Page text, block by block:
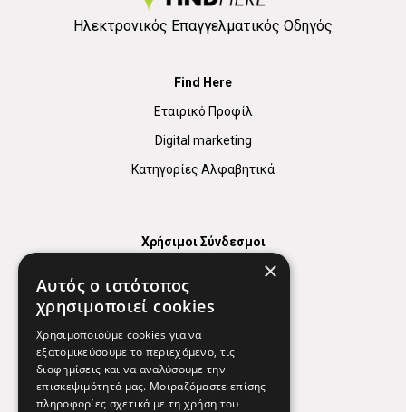
Ηλεκτρονικός Επαγγελματικός Οδηγός
Find Here
Εταιρικό Προφίλ
Digital marketing
Κατηγορίες Αλφαβητικά
Χρήσιμοι Σύνδεσμοι
Χρήσιμα Τηλέφωνα
Εφημερεύοντα Φαρμακεία
Απόρρητο
×
Αυτός ο ιστότοπος
χρησιμοποιεί cookies
Χρησιμοποιούμε cookies για να
εξατομικεύσουμε το περιεχόμενο, τις
διαφημίσεις και να αναλύσουμε την
επισκεψιμότητά μας. Μοιραζόμαστε επίσης
πληροφορίες σχετικά με τη χρήση του